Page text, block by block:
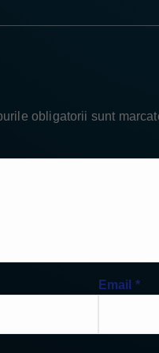
obligatorii sunt
Email *